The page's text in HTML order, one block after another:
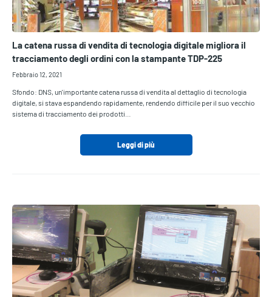
La catena russa di vendita di tecnologia digitale migliora il
tracciamento degli ordini con la stampante TDP-225
Febbraio 12, 2021
Sfondo: DNS, un'importante catena russa di vendita al dettaglio di tecnologia
digitale, si stava espandendo rapidamente, rendendo difficile per il suo vecchio
sistema di tracciamento dei prodotti…
Leggi di più